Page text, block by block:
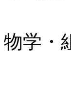
医学/
物学・
医学
医学/